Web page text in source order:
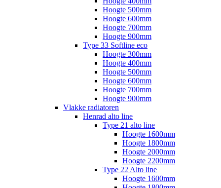
Hoogte 500mm
Hoogte 600mm
Hoogte 700mm
Hoogte 900mm
Type 33 Softline eco
Hoogte 300mm
Hoogte 400mm
Hoogte 500mm
Hoogte 600mm
Hoogte 700mm
Hoogte 900mm
Vlakke radiatoren
Henrad alto line
Type 21 alto line
Hoogte 1600mm
Hoogte 1800mm
Hoogte 2000mm
Hoogte 2200mm
Type 22 Alto line
Hoogte 1600mm